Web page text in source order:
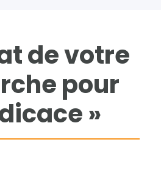
de votre
pour
»